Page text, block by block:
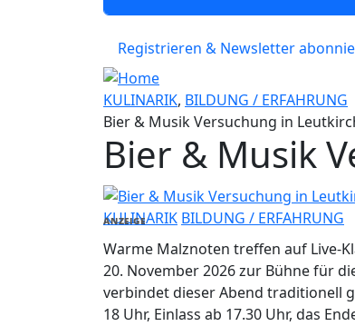
Registrieren & Newsletter
KULINARIK, BILDUNG / ERFAHRUNG
Bier & Musik Versuchung in
Bier & Musik
KULINARIK BILDUNG / ERFAHRUNG
ANZEIGE
Warme Malznoten treffen auf Live-
20. November 2026 zur Bühne für
verbindet dieser Abend traditionell
18 Uhr, Einlass ab 17.30 Uhr, das